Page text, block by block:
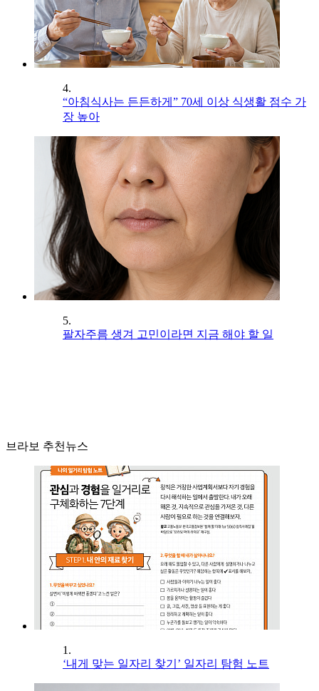
4.
“아침식사는 든든하게” 70세 이상 식생활 점수 가
장 높아
5.
팔자주름 생겨 고민이라면 지금 해야 할 일
브라보 추천뉴스
1.
‘내게 맞는 일자리 찾기’ 일자리 탐험 노트